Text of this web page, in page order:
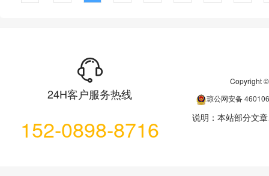
24H客户服务热线
152-0898-8716
Copyright
琼公网安备
说明：本站部分文